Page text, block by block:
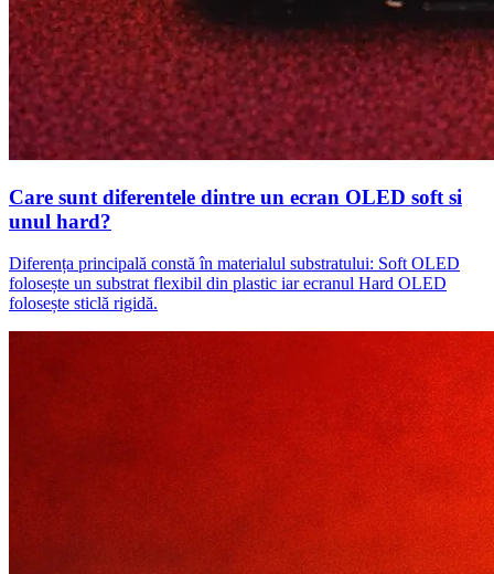
Care sunt diferentele dintre un ecran OLED soft si
unul hard?
Diferența principală constă în materialul substratului: Soft OLED
folosește un substrat flexibil din plastic iar ecranul Hard OLED
folosește sticlă rigidă.